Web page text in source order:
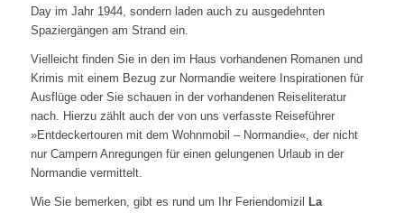
Day im Jahr 1944, sondern laden auch zu ausgedehnten
Spaziergängen am Strand ein.
Vielleicht finden Sie in den im Haus vorhandenen Romanen und
Krimis mit einem Bezug zur Normandie weitere Inspirationen für
Ausflüge oder Sie schauen in der vorhandenen Reiseliteratur
nach. Hierzu zählt auch der von uns verfasste Reiseführer
»Entdeckertouren mit dem Wohnmobil – Normandie«, der nicht
nur Campern Anregungen für einen gelungenen Urlaub in der
Normandie vermittelt.
Wie Sie bemerken, gibt es rund um Ihr Feriendomizil
La